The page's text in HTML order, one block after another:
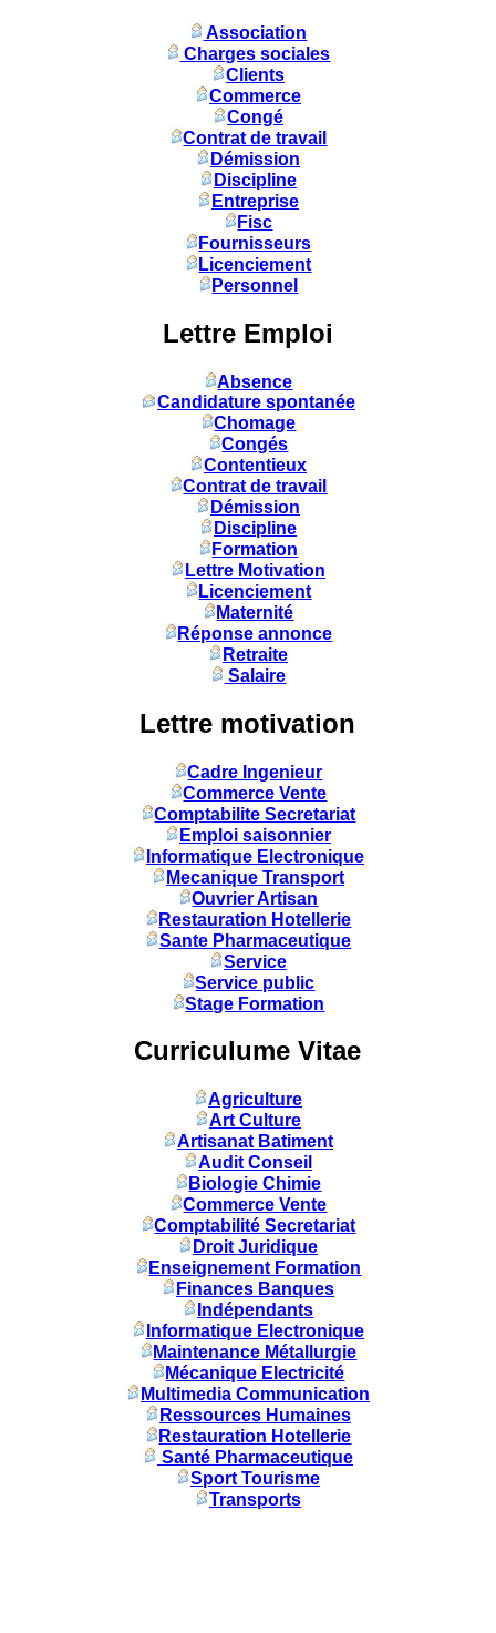
Association
Charges sociales
Clients
Commerce
Congé
Contrat de travail
Démission
Discipline
Entreprise
Fisc
Fournisseurs
Licenciement
Personnel
Lettre Emploi
Absence
Candidature spontanée
Chomage
Congés
Contentieux
Contrat de travail
Démission
Discipline
Formation
Lettre Motivation
Licenciement
Maternité
Réponse annonce
Retraite
Salaire
Lettre motivation
Cadre Ingenieur
Commerce Vente
Comptabilite Secretariat
Emploi saisonnier
Informatique Electronique
Mecanique Transport
Ouvrier Artisan
Restauration Hotellerie
Sante Pharmaceutique
Service
Service public
Stage Formation
Curriculume Vitae
Agriculture
Art Culture
Artisanat Batiment
Audit Conseil
Biologie Chimie
Commerce Vente
Comptabilité Secretariat
Droit Juridique
Enseignement Formation
Finances Banques
Indépendants
Informatique Electronique
Maintenance Métallurgie
Mécanique Electricité
Multimedia Communication
Ressources Humaines
Restauration Hotellerie
Santé Pharmaceutique
Sport Tourisme
Transports